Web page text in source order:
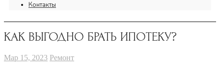
Контакты
КАК ВЫГОДНО БРАТЬ ИПОТЕКУ?
Мар 15, 2023 Ремонт